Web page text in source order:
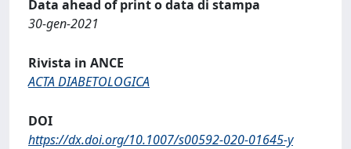
Data ahead of print o data di stampa
30-gen-2021
Rivista in ANCE
ACTA DIABETOLOGICA
DOI
https://dx.doi.org/10.1007/s00592-020-01645-y